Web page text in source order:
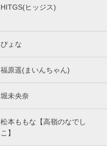
HITGS(ヒッジス)
ぴょな
福原遥(まいんちゃん)
堀未央奈
松本ももな【高嶺のなでし
こ】